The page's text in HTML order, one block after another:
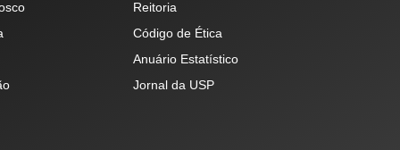
Reitoria
Código de Ética
Anuário Estatístico
Jornal da USP